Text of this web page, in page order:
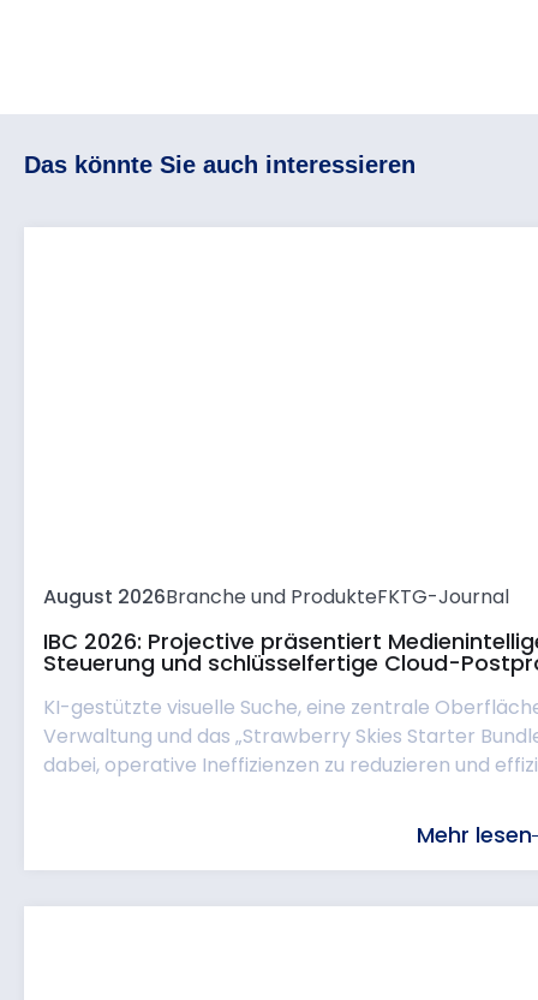
Das könnte Sie auch interessieren
August 2026Branche und ProdukteFKTG-Journal
IBC 2026: Projective präsentiert
Steuerung und schlüsselfertige Cloud-
KI-gestützte visuelle Suche, eine zentrale
Verwaltung und das „Strawberry Skies Starter
dabei, operative Ineffizienzen zu reduzieren und
Mehr lesen